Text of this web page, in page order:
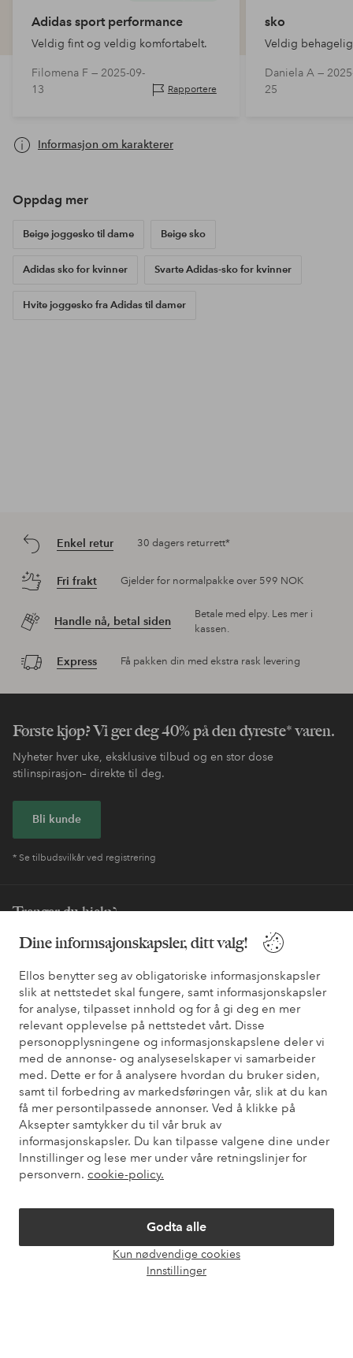
Dine informsajonskapsler, ditt valg!
Ellos benytter seg av obligatoriske informasjonskapsler
slik at nettstedet skal fungere, samt informasjonskapsler
for analyse, tilpasset innhold og for å gi deg en mer
relevant opplevelse på nettstedet vårt. Disse
personopplysningene og informasjonskapslene deler vi
med de annonse- og analyseselskaper vi samarbeider
med. Dette er for å analysere hvordan du bruker siden,
samt til forbedring av markedsføringen vår, slik at du kan
få mer persontilpassede annonser. Ved å klikke på
Aksepter samtykker du til vår bruk av
informasjonskapsler. Du kan tilpasse valgene dine under
Innstillinger og lese mer under våre retningslinjer for
personvern. cookie-policy.
Godta alle
Kun nødvendige cookies
Innstillinger
Adidas sport performance
Veldig fint og veldig komfortabelt.
Filomena F — 2025-09-
13
Rapportere
sko
Veldig
Daniela A —
25
Informasjon om karakterer
Oppdag mer
Beige joggesko til dame Beige sko
Adidas sko for kvinner Svarte Adidas-sko for kvinner
Hvite joggesko fra Adidas til damer
Enkel retur 30 dagers returrett*
Fri frakt Gjelder for normalpakke over 599 NOK
Handle nå, betal siden
Betale med elpy. Les mer i
kassen.
Express Få pakken din med ekstra rask levering
Første kjøp? Vi ger deg 40% på den dyreste* varen.
Nyheter hver uke, eksklusive tilbud og en stor dose
stilinspirasjon– direkte til deg.
Bli kunde
* Se tilbudsvilkår ved registrering
Trenger du hjelp?
Du finner svar på de vanligste spørsmålene i vår FAQ. Du finner
også informasjon om hvordan du kan kontakte oss.
Kundeservice Bestilling Betalingsmåte
Mine sider
Om Ellos
Våre tjenester